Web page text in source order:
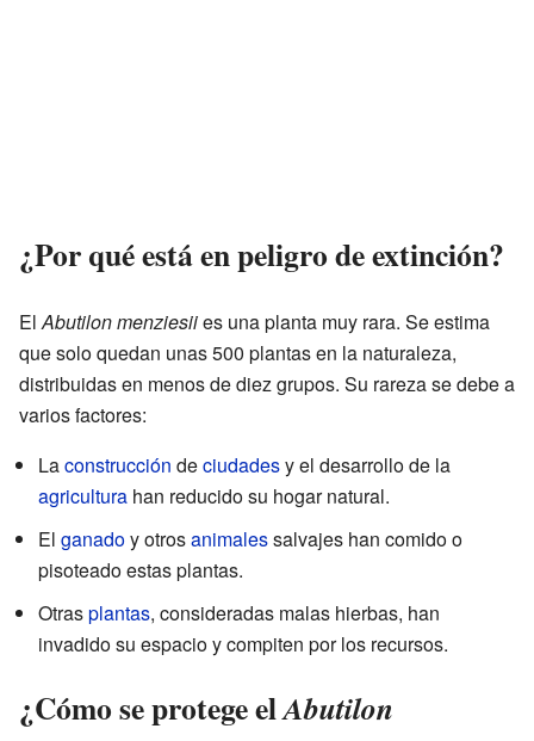
¿Por qué está en peligro de extinción?
ElAbutilon menziesiies una planta muy rara. Se estima
que solo quedan unas 500 plantas en la naturaleza,
distribuidas en menos de diez grupos. Su rareza se debe a
varios factores:
Laconstrucción deciudadesy el desarrollo de la
agricultura han reducido su hogar natural.
El ganadoy otrosanimalessalvajes han comido o
pisoteado estas plantas.
Otrasplantas, consideradas malas hierbas, han
invadido su espacio y compiten por los recursos.
¿Cómo se protege elAbutilon